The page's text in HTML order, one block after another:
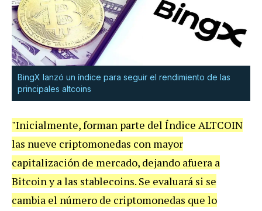
BingX lanzó un índice para seguir el rendimiento de las
principales altcoins
"Inicialmente, forman parte del Índice ALTCOIN
las nueve criptomonedas con mayor
capitalización de mercado, dejando afuera a
Bitcoin y a las stablecoins. Se evaluará si se
cambia el número de criptomonedas que lo